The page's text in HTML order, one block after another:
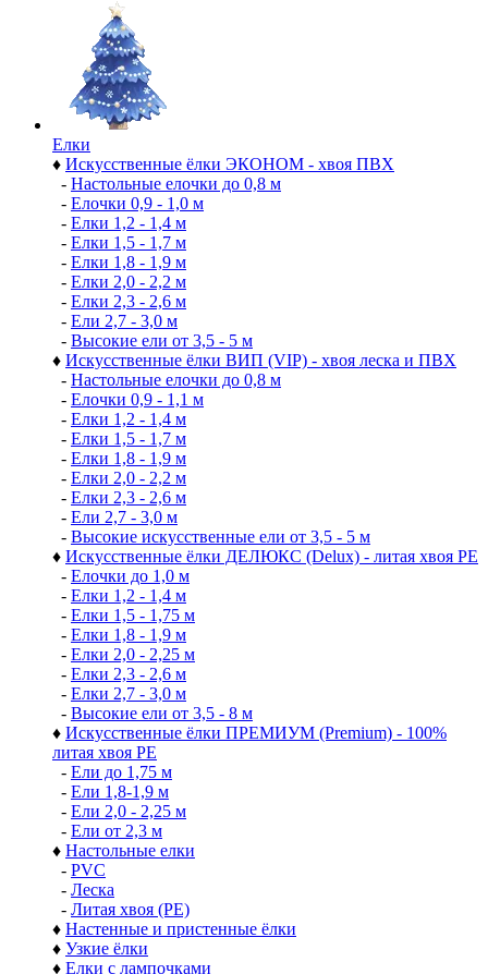
Елки
♦ Искусственные ёлки ЭКОНОМ - хвоя ПВХ
- Настольные елочки до 0,8 м
- Елочки 0,9 - 1,0 м
- Елки 1,2 - 1,4 м
- Елки 1,5 - 1,7 м
- Елки 1,8 - 1,9 м
- Елки 2,0 - 2,2 м
- Елки 2,3 - 2,6 м
- Ели 2,7 - 3,0 м
- Высокие ели от 3,5 - 5 м
♦ Искусственные ёлки ВИП (VIP) - хвоя леска и ПВХ
- Настольные елочки до 0,8 м
- Елочки 0,9 - 1,1 м
- Елки 1,2 - 1,4 м
- Елки 1,5 - 1,7 м
- Елки 1,8 - 1,9 м
- Елки 2,0 - 2,2 м
- Елки 2,3 - 2,6 м
- Ели 2,7 - 3,0 м
- Высокие искусственные ели от 3,5 - 5 м
♦ Искусственные ёлки ДЕЛЮКС (Delux) - литая хвоя РЕ
- Елочки до 1,0 м
- Елки 1,2 - 1,4 м
- Елки 1,5 - 1,75 м
- Елки 1,8 - 1,9 м
- Елки 2,0 - 2,25 м
- Елки 2,3 - 2,6 м
- Елки 2,7 - 3,0 м
- Высокие ели от 3,5 - 8 м
♦ Искусственные ёлки ПРЕМИУМ (Premium) - 100%
литая хвоя РЕ
- Ели до 1,75 м
- Ели 1,8-1,9 м
- Ели 2,0 - 2,25 м
- Ели от 2,3 м
♦ Настольные елки
- PVC
- Леска
- Литая хвоя (РЕ)
♦ Настенные и пристенные ёлки
♦ Узкие ёлки
♦ Елки с лампочками